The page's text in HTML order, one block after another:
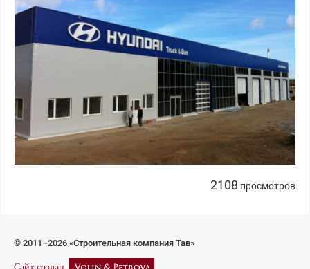
2108 просмотров
© 2011–2026 «Строительная компания Тав»